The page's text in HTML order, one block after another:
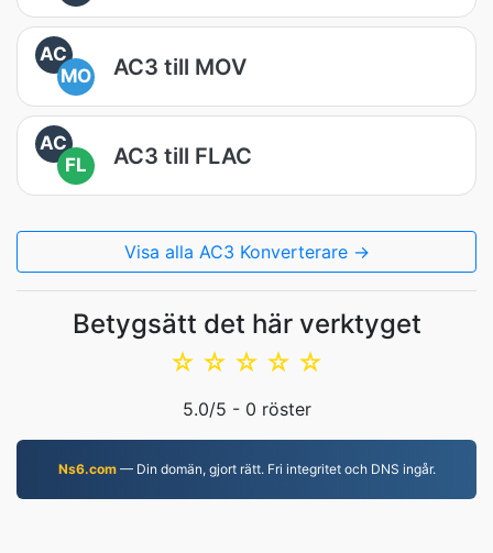
AC
MO
AC3 till MOV
AC
FL
AC3 till FLAC
Visa alla AC3 Konverterare →
Betygsätt det här verktyget
☆
☆
☆
☆
☆
5.0/5 - 0 röster
Ns6.com— Din domän, gjort rätt. Fri integritet och DNS ingår.